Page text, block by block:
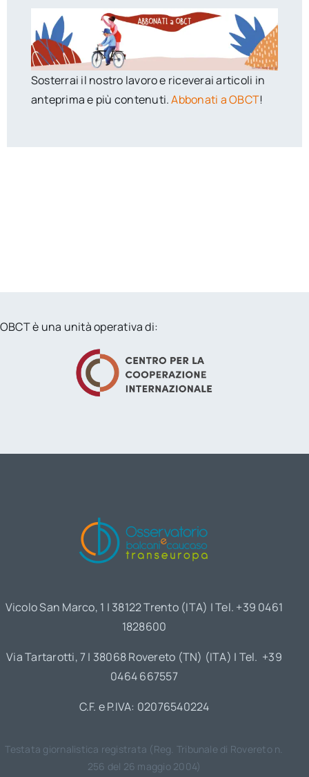
Sosterrai il nostro lavoro e riceverai articoli in
anteprima e più contenuti.Abbonati a OBCT!
OBCT è una unità operativa di:
Vicolo San Marco, 1 | 38122 Trento (ITA) | Tel. +39 0461
1828600
Via Tartarotti, 7 | 38068 Rovereto (TN) (ITA) | Tel. +39
0464 667557
C.F. e P.IVA: 02076540224
Testata giornalistica registrata (Reg. Tribunale di Rovereto n.
256 del 26 maggio 2004)